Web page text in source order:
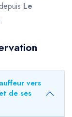
Le
.
vers
de ses